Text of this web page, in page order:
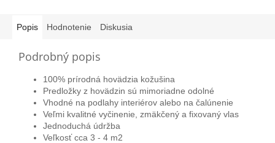
Popis Hodnotenie Diskusia
Podrobný popis
100% prírodná hovädzia kožušina
Predložky z hovädzin sú mimoriadne odolné
Vhodné na podlahy interiérov alebo na čalúnenie
Veľmi kvalitné vyčinenie, zmäkčený a fixovaný vlas
Jednoduchá údržba
Veľkosť cca 3 - 4 m2